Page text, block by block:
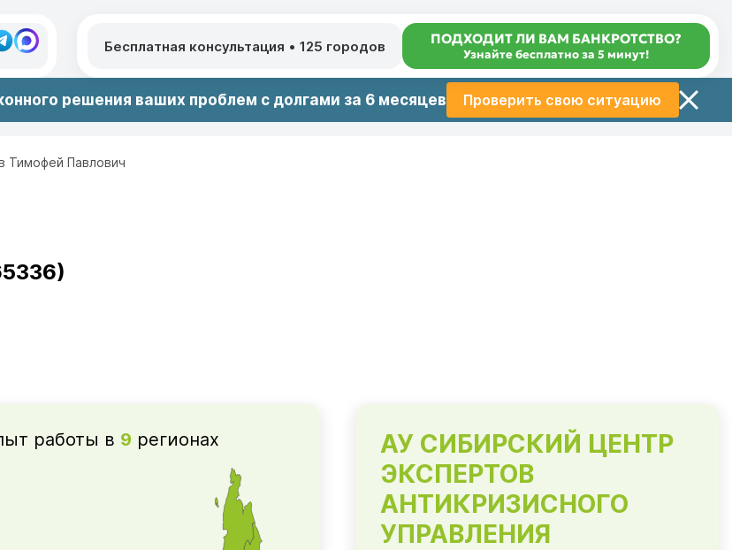
Бесплатная консультация • 125 городов ПОДХОДИТ ЛИ ВАМ БАНКРОТСТВО?
Узнайте бесплатно за 5 минут!
решения ваших проблем с долгами за 6 месяцев Проверить свою ситуацию
Тимофей Павлович
работы в 9 регионах
АУ СИБИРСКИЙ ЦЕНТР
ЭКСПЕРТОВ
АНТИКРИЗИСНОГО
УПРАВЛЕНИЯ